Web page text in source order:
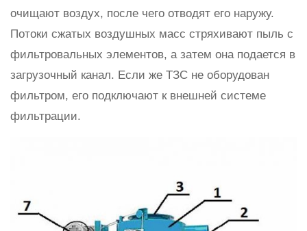
очищают воздух, после чего отводят его наружу.
Потоки сжатых воздушных масс стряхивают пыль с
фильтровальных элементов, а затем она подается в
загрузочный канал. Если же ТЗС не оборудован
фильтром, его подключают к внешней системе
фильтрации.